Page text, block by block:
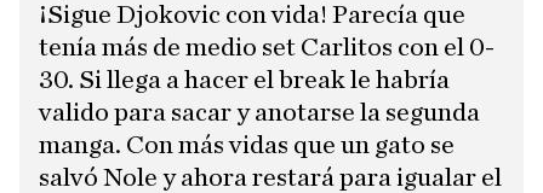
¡Sigue Djokovic con vida! Parecía que
tenía más de medio set Carlitos con el 0-
30. Si llega a hacer el break le habría
valido para sacar y anotarse la segunda
manga. Con más vidas que un gato se
salvó Nole y ahora restará para igualar el